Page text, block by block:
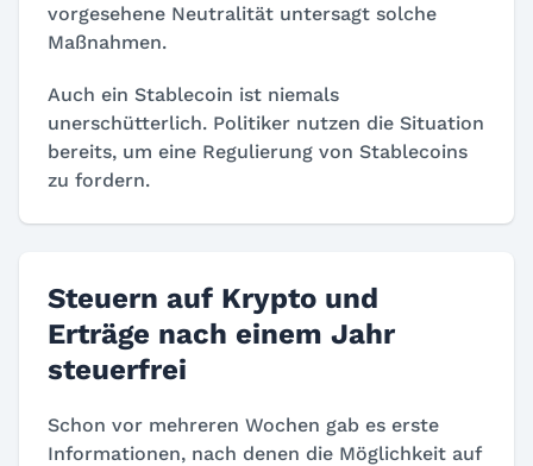
vorgesehene Neutralität untersagt solche
Maßnahmen.
Auch ein Stablecoin ist niemals
unerschütterlich. Politiker nutzen die Situation
bereits, um eine Regulierung von Stablecoins
zu fordern.
Steuern auf Krypto und
Erträge nach einem Jahr
steuerfrei
Schon vor mehreren Wochen gab es erste
Informationen, nach denen die Möglichkeit auf